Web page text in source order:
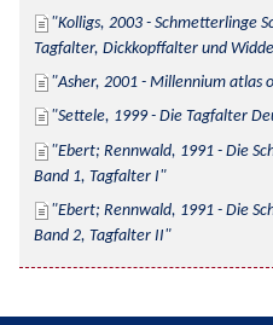
Kolligs, 2003 - Schmetterlinge
Tagfalter, Dickkopffalter und
Asher, 2001 - Millennium atlas
Settele, 1999 - Die Tagfalter
Ebert; Rennwald, 1991 - Die
Band 1, Tagfalter I
Ebert; Rennwald, 1991 - Die
Band 2, Tagfalter II